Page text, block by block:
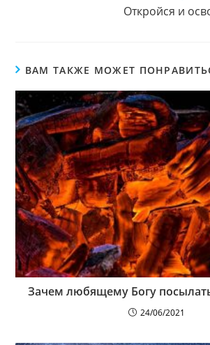
Откройся и
ВАМ ТАКЖЕ МОЖЕТ
Зачем любящему Богу
24/06/2021